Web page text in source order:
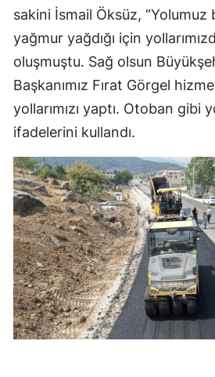
sakini İsmail Öksüz, “Yolumuz
yağmur yağdığı için
oluşmuştu. Sağ olsun
Başkanımız Fırat Görgel
yollarımızı yaptı. Otoban gibi
ifadelerini kullandı.